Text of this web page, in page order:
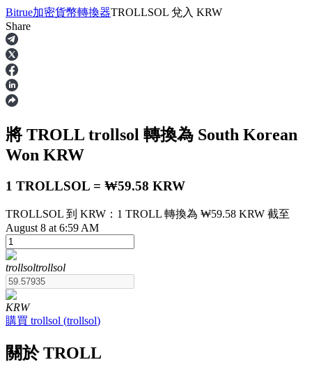
合約
USDT永續
多種以USDT結算的永續合約
Bitrue加密貨幣轉換器TROLLSOL 兌入 KRW
Share
將 TROLL trollsol 轉換為 South Korean
Won KRW
1 TROLLSOL = ₩59.58 KRW
TROLLSOL 到 KRW：1 TROLL 轉換為 ₩59.58 KRW 截至
August 8 at 6:59 AM
trollsoltrollsol
KRW
購買 trollsol (trollsol)
關於 TROLL